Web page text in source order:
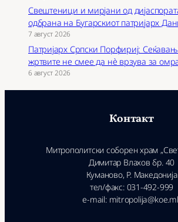
Свештеници и мирјани од
одбрана на Бугарскиот патријарх
7 август 2026
Патријарх Српски Порфириј:
жртвите не смее да нѐ врзува за
6 август 2026
Контакт
Митрополитски соборен храм
Димитар Влахов бр. 40
Куманово, Р. Македонија
тел/факс: 031-492-999
e-mail: